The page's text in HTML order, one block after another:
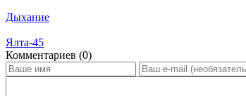
Дыхание
Ялта-45
Ком­мен­та­ри­ев (0)